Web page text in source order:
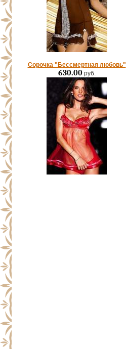
Сорочка "Бессмертная любовь"
630.00руб.